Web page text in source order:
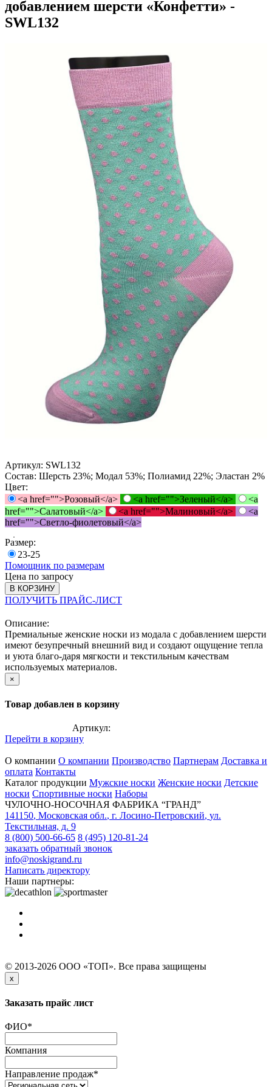
добавлением шерсти «Конфетти» -
SWL132
Артикул: SWL132
Состав: Шерсть 23%; Модал 53%; Полиамид 22%; Эластан 2%
Цвет:
<a href="">Розовый</a>
<a href="">Зеленый</a>
<a
href="">Салатовый</a>
<a href="">Малиновый</a>
<a
href="">Светло-фиолетовый</a>
Размер:
23-25
Помощник по размерам
Цена по запросу
В КОРЗИНУ
ПОЛУЧИТЬ ПРАЙС-ЛИСТ
Описание:
Премиальные женские носки из модала с добавлением шерсти
имеют безупречный внешний вид и создают ощущение тепла
и уюта благо-даря мягкости и текстильным качествам
используемых материалов.
×
Товар добавлен в корзину
Артикул:
Перейти в корзину
О компании О компании Производство Партнерам Доставка и
оплата Контакты
Каталог продукции Мужские носки Женские носки Детские
носки Спортивные носки Наборы
ЧУЛОЧНО-НОСОЧНАЯ ФАБРИКА “ГРАНД”
141150, Московская обл., г. Лосино-Петровский, ул.
Текстильная, д. 9
8 (800) 500-66-65 8 (495) 120-81-24
заказать обратный звонок
info@noskigrand.ru
Написать директору
Наши партнеры:
© 2013-2026 ООО «ТОП». Все права защищены
x
Заказать прайс лист
ФИО*
Компания
Направление продаж*